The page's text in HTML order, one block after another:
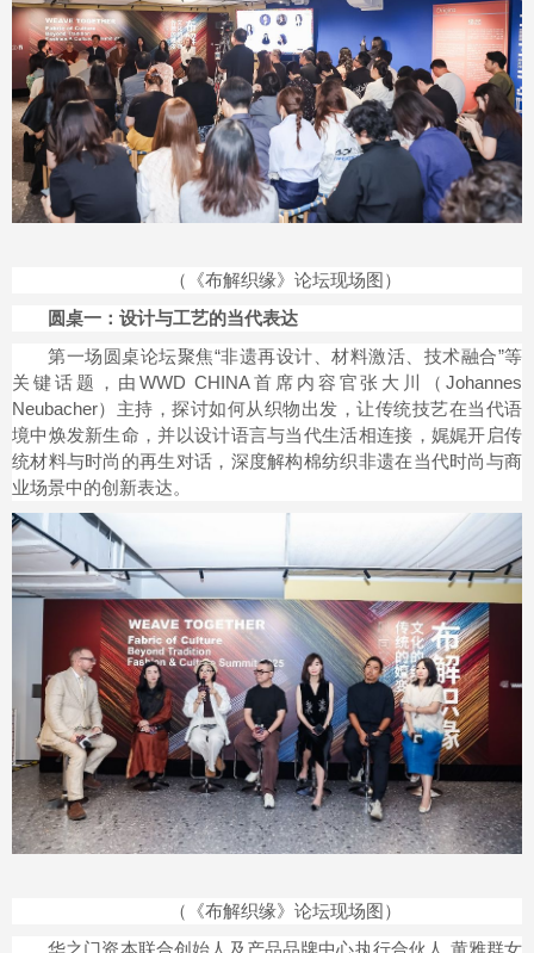
（《布解织缘》论坛现场图）
圆桌一：设计与工艺的当代表达
第一场圆桌论坛聚焦“非遗再设计、材料激活、技术融合”等
关键话题，由WWD CHINA首席内容官张大川（Johannes
Neubacher）主持，探讨如何从织物出发，让传统技艺在当代语
境中焕发新生命，并以设计语言与当代生活相连接，娓娓开启传
统材料与时尚的再生对话，深度解构棉纺织非遗在当代时尚与商
业场景中的创新表达。
（《布解织缘》论坛现场图）